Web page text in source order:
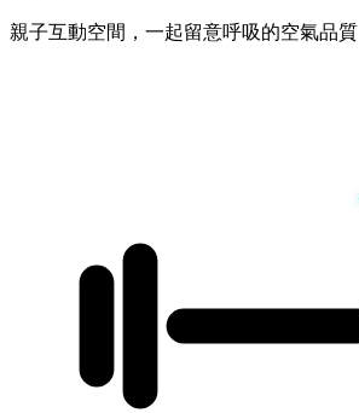
親子互動空間，一起留意呼吸的空氣品質